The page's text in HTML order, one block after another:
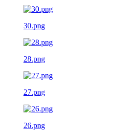
30.png
28.png
27.png
26.png